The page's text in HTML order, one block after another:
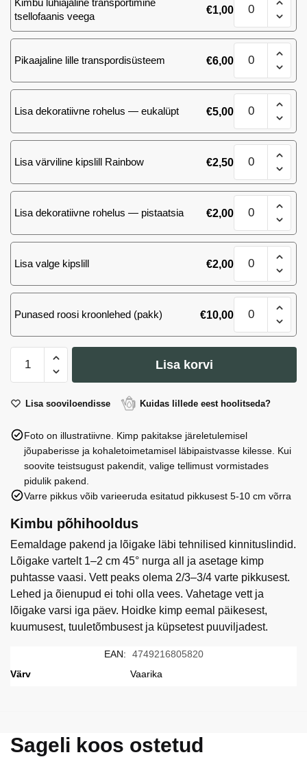
tsellofaanis veega
€1,00 Ace
Pink
roosi
kogus
Pikaajaline lille transpordisüsteem €6,00 Ace
Pink
roosi
kogus
Lisa dekoratiivne rohelus — eukalüpt €5,00 Ace
Pink
roosi
kogus
Lisa värviline kipslill Rainbow €2,50 Ace
Pink
roosi
kogus
Lisa dekoratiivne rohelus — pistaatsia €2,00 Ace
Pink
roosi
kogus
Lisa valge kipslill €2,00 Ace
Pink
roosi
kogus
Punased roosi kroonlehed (pakk) €10,00 Ace
Pink
roosi
Ace
roosi
Lisa korvi
Lisa sooviloendisse Kuidas lillede eest hoolitseda?
Foto on illustratiivne. Kimp pakitakse järeletulemisel
jõupaberisse ja kohaletoimetamisel läbipaistvasse kilesse. Kui
soovite teistsugust pakendit, valige tellimust vormistades
pidulik pakend.
Varre pikkus võib varieeruda esitatud pikkusest 5-10 cm võrra
Kimbu põhihooldus
Eemaldage pakend ja lõigake läbi tehnilised kinnituslindid.
Lõigake vartelt 1–2 cm 45° nurga all ja asetage kimp
puhtasse vaasi. Vett peaks olema 2/3–3/4 varte pikkusest.
Lehed ja õienupud ei tohi olla vees. Vahetage vett ja
lõigake varsi iga päev. Hoidke kimp eemal päikesest,
kuumusest, tuuletõmbusest ja küpsetest puuviljadest.
EAN:
4749216805820
Värv
Vaarika
Sageli koos ostetud